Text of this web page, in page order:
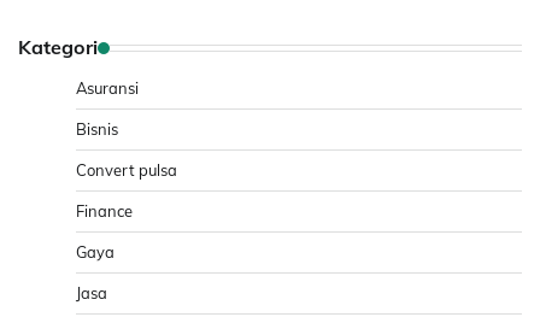
Kategori
Asuransi
Bisnis
Convert pulsa
Finance
Gaya
Jasa